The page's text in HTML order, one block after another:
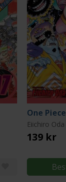
One
Eiichiro Oda
139 kr